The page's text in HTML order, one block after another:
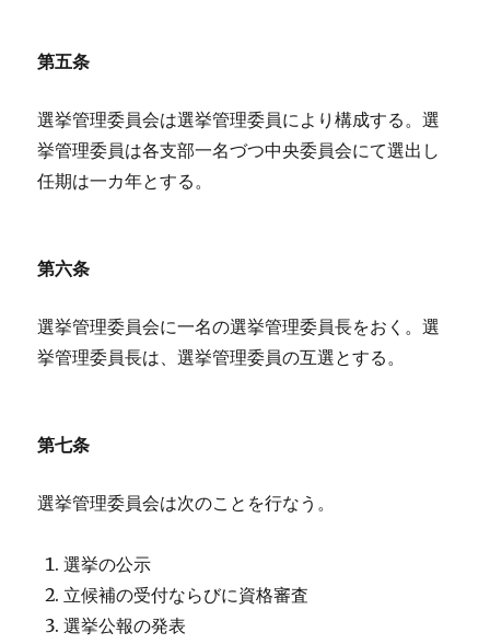
第五条
選挙管理委員会は選挙管理委員により構成する。選
挙管理委員は各支部一名づつ中央委員会にて選出し
任期は一カ年とする。
第六条
選挙管理委員会に一名の選挙管理委員長をおく。選
挙管理委員長は、選挙管理委員の互選とする。
第七条
選挙管理委員会は次のことを行なう。
選挙の公示
立候補の受付ならびに資格審査
選挙公報の発表